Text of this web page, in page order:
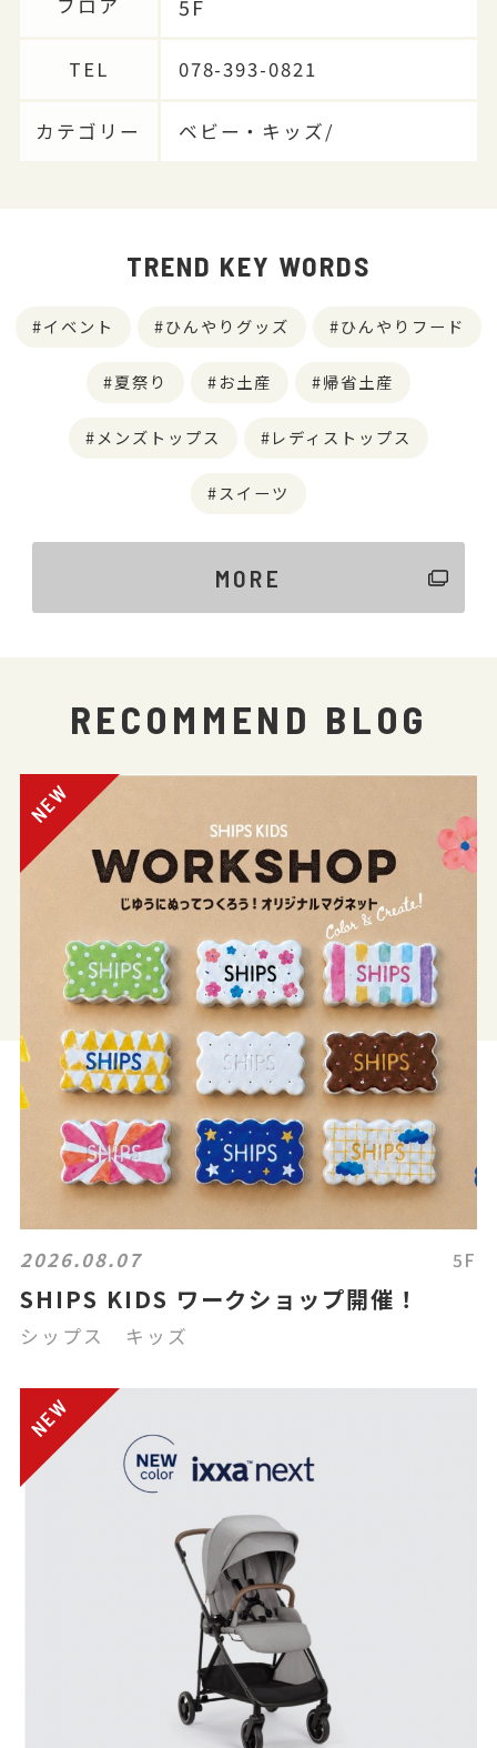
フロア 5F
TEL 078-393-0821
カテゴリー ベビー・キッズ/
TREND KEY WORDS
イベント ひんやりグッズ ひんやりフード
夏祭り お土産 帰省土産
メンズトップス レディストップス
スイーツ
MORE
RECOMMEND BLOG
2026.08.07 5F
SHIPS KIDS ワークショップ開催！
シップス キッズ